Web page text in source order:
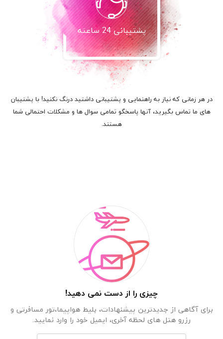
پشتیبانی 24 ساعته
در هر زمانی که نیاز به راهنمایی و پشتیبانی داشتید درنگ نکنید! با پشتیبان
های ما تماس بگیرید، آنها پاسخگو تمامی سوال ها و مشکلات احتمالی شما
هستند.
چیزی را از دست نمی دهید!
برای آگاهی از جدیدترین پیشنهادات، بلیط هواپیما،تور مسافرتی و
رزرو هتل های لحظه آخری، ایمیل خود را وارد نمایید.